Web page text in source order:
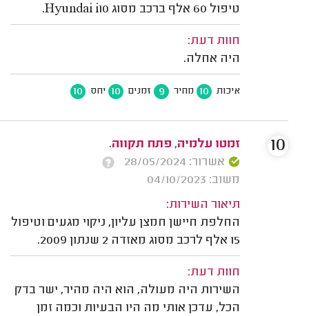
טיפול 60 אלף ברכב מסוג Hyundai i10.
חוות דעת:
היה אחלה.
איכות 10 מחיר 9 זמנים 10 יחס 10
זמטו עלמיה, פתח תקווה.
אשרור: 28/05/2024
משוב: 04/10/2023
תיאור השירות:
החלפת חיישן חמצן עליון, ניקוי מגעים וטיפול
15 אלף לרכב מסוג מאזדה 2 שנתון 2009.
חוות דעת:
השירות היה מעולה, הוא היה מהיר, ישר בדק
הכל, עדכן אותי מה היו הבעיות וכמה זמן
10